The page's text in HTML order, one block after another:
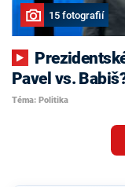
15 fotografií
Pavel vs.
Téma: Politika